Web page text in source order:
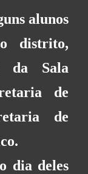
alunos
distrito,
da Sala
de
de
dia deles